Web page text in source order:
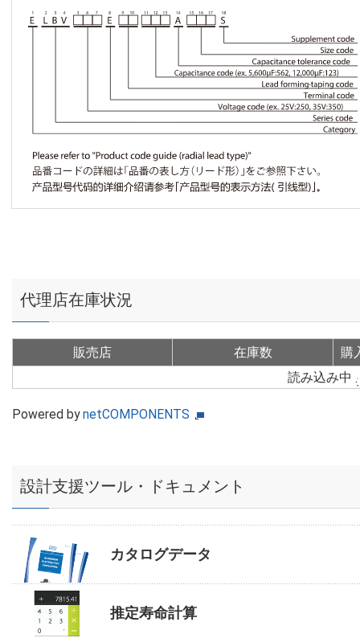
代理店在庫状況
販売店 在庫数
購
読み込み中
Powered bynetCOMPONENTS
設計支援ツール・ドキュメント
カタログデータ
推定寿命計算